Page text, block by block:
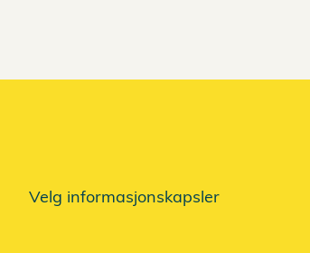
Velg informasjonskapsler